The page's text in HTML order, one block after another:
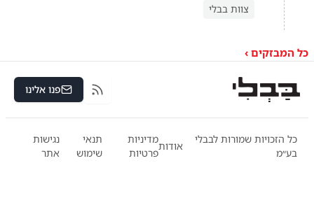
צוות בבלי
כל המבזקים ›
RSS פנו אלינו
כל הזכויות שמורות לבבלי
בע״מ
אודות
מדיניות
פרטיות
תנאי
שימוש
נגישות
אתר